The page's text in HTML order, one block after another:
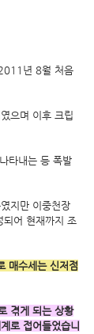
년 8월 처음
으며 이후 크립
타내는 등 폭발
지만 이중천장
되어 현재까지 조
매수세는 신저점
겪게 되는 상황
로 접어들었습니